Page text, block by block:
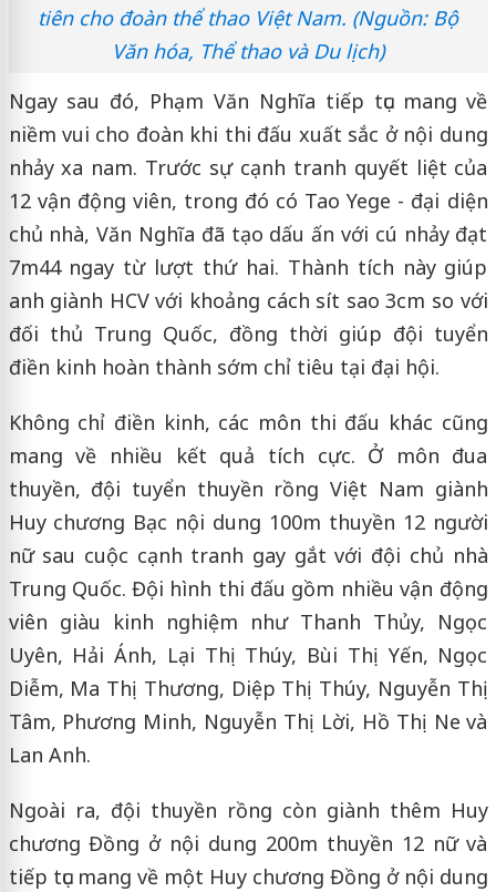
tiên cho đoàn thể thao Việt Nam. (Nguồn: Bộ
Văn hóa, Thể thao và Du lịch)
Ngay sau đó, Phạm Văn Nghĩa tiếp tục mang về
niềm vui cho đoàn khi thi đấu xuất sắc ở nội dung
nhảy xa nam. Trước sự cạnh tranh quyết liệt của
12 vận động viên, trong đó có Tao Yege - đại diện
chủ nhà, Văn Nghĩa đã tạo dấu ấn với cú nhảy đạt
7m44 ngay từ lượt thứ hai. Thành tích này giúp
anh giành HCV với khoảng cách sít sao 3cm so với
đối thủ Trung Quốc, đồng thời giúp đội tuyển
điền kinh hoàn thành sớm chỉ tiêu tại đại hội.
Không chỉ điền kinh, các môn thi đấu khác cũng
mang về nhiều kết quả tích cực. Ở môn đua
thuyền, đội tuyển thuyền rồng Việt Nam giành
Huy chương Bạc nội dung 100m thuyền 12 người
nữ sau cuộc cạnh tranh gay gắt với đội chủ nhà
Trung Quốc. Đội hình thi đấu gồm nhiều vận động
viên giàu kinh nghiệm như Thanh Thủy, Ngọc
Uyên, Hải Ánh, Lại Thị Thúy, Bùi Thị Yến, Ngọc
Diễm, Ma Thị Thương, Diệp Thị Thúy, Nguyễn Thị
Tâm, Phương Minh, Nguyễn Thị Lời, Hồ Thị Ne và
Lan Anh.
Ngoài ra, đội thuyền rồng còn giành thêm Huy
chương Đồng ở nội dung 200m thuyền 12 nữ và
tiếp tục mang về một Huy chương Đồng ở nội dung